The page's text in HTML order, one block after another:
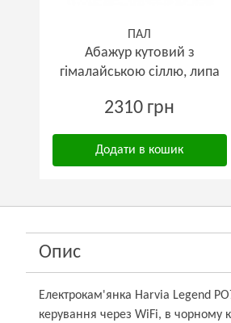
ПАЛ
Абажур кутовий з
гімалайською сіллю, липа
2310 грн
Додати в кошик
Опис
Електрокам'янка Harvia Legend
керування через WiFi, в чорному